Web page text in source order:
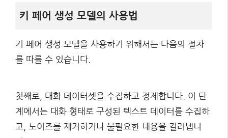
키 페어 생성 모델의 사용법
키 페어 생성 모델을 사용하기 위해서는 다음의 절차
를 따를 수 있습니다.
첫째로, 대화 데이터셋을 수집하고 정제합니다. 이 단
계에서는 대화 형태로 구성된 텍스트 데이터를 수집하
고, 노이즈를 제거하거나 불필요한 내용을 걸러냅니